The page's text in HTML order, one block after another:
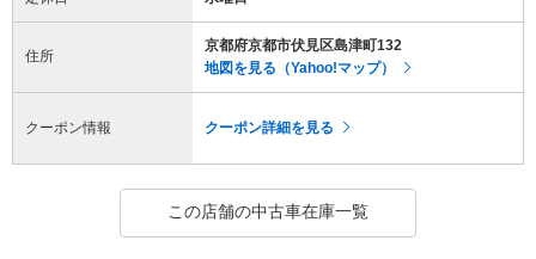
住所
京都府京都市伏見区島津町132
地図を見る（Yahoo!マップ）
クーポン情報 クーポン詳細を見る
この店舗の中古車在庫一覧